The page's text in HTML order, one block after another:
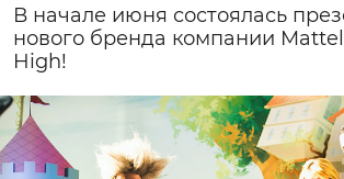
В начале июня состоялась
нового бренда компании
High!